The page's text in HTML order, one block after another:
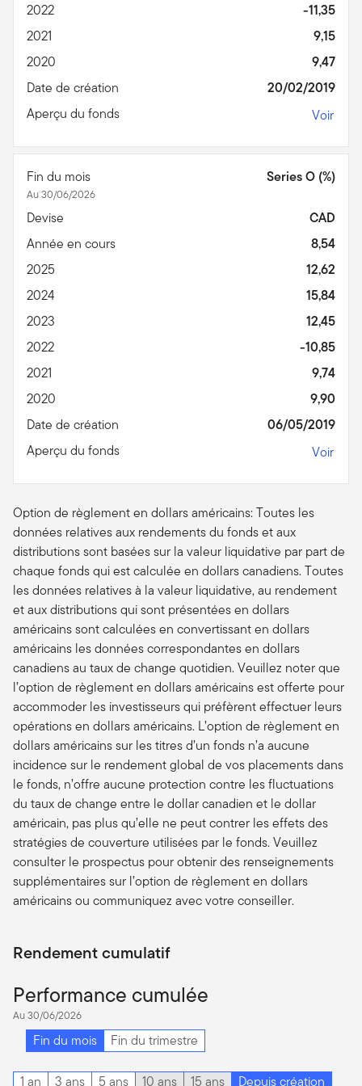
2022
-11,35
2021
9,15
2020
9,47
Date de création
20/02/2019
Aperçu du fonds
Voir
Fin du mois
Au 30/06/2026
Series O (%)
Devise
CAD
Année en cours
8,54
2025
12,62
2024
15,84
2023
12,45
2022
-10,85
2021
9,74
2020
9,90
Date de création
06/05/2019
Aperçu du fonds
Voir
Option de règlement en dollars américains: Toutes les
données relatives aux rendements du fonds et aux
distributions sont basées sur la valeur liquidative par part de
chaque fonds qui est calculée en dollars canadiens. Toutes
les données relatives à la valeur liquidative, au rendement
et aux distributions qui sont présentées en dollars
américains sont calculées en convertissant en dollars
américains les données correspondantes en dollars
canadiens au taux de change quotidien. Veuillez noter que
l’option de règlement en dollars américains est offerte pour
accommoder les investisseurs qui préfèrent effectuer leurs
opérations en dollars américains. L’option de règlement en
dollars américains sur les titres d’un fonds n’a aucune
incidence sur le rendement global de vos placements dans
le fonds, n’offre aucune protection contre les fluctuations
du taux de change entre le dollar canadien et le dollar
américain, pas plus qu’elle ne peut contrer les effets des
stratégies de couverture utilisées par le fonds. Veuillez
consulter le prospectus pour obtenir des renseignements
supplémentaires sur l’option de règlement en dollars
américains ou communiquez avec votre conseiller.
Rendement cumulatif
Performance cumulée
Au 30/06/2026
Fin du mois Fin du trimestre
1 an 3 ans 5 ans 10 ans 15 ans
Depuis création